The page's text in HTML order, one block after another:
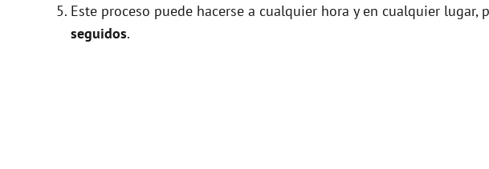
Este proceso puede hacerse a cualquier hora y en cualquier lugar,
seguidos.